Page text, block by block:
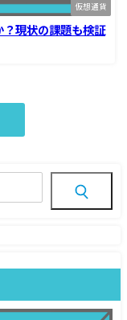
仮想通貨
現状の課題も検証